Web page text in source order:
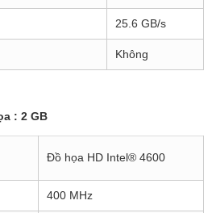
25.6 GB/s
Không
: 2 GB
Đồ họa HD Intel® 4600
400 MHz